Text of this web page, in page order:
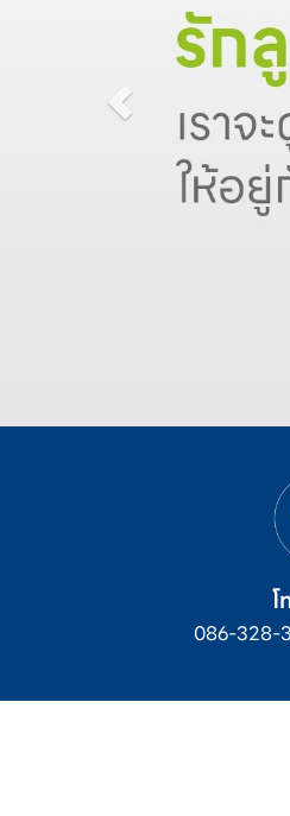
โ
086-328-